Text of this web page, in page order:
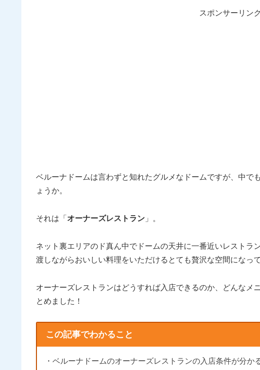
スポンサーリンク
ベルーナドームは言わずと知れたグルメなドームですが、中で
ょうか。
それは「 オーナーズレストラン 」。
ネット裏エリアのド真ん中でドームの天井に一番近いレストラ
渡しながらおいしい料理をいただけるとても贅沢な空間になって
オーナーズレストランはどうすれば入店できるのか、どんなメ
とめました！
この記事でわかること
・ベルーナドームのオーナーズレストランの入店条件が分か